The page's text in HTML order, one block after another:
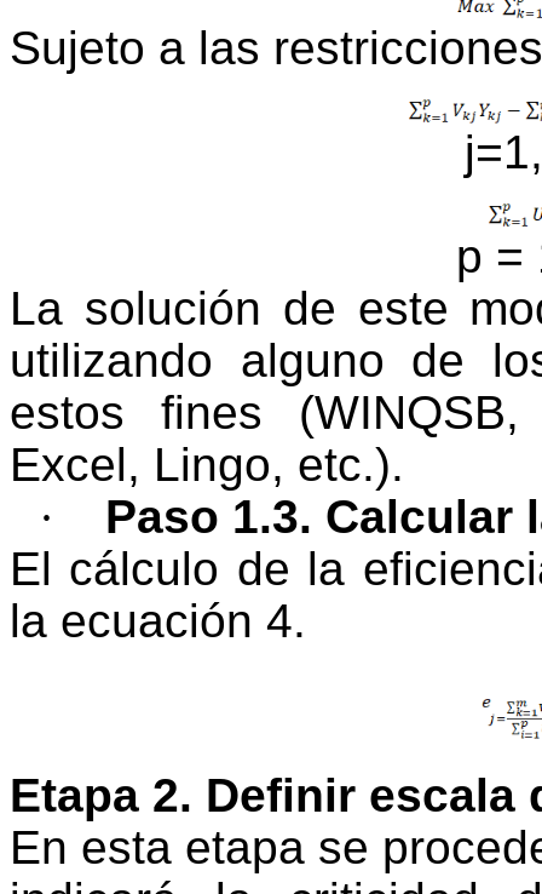
Sujeto a las
p
La solución de este
utilizando alguno de
estos fines
Excel, Lingo, etc.).
·
Paso 1.3. Calcular
El cálculo de la
la ecuación 4.
Etapa 2. Definir
En esta etapa se